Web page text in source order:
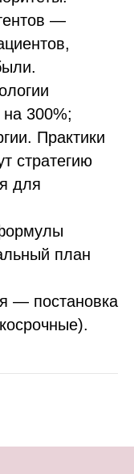
—
300%;
Практики
стратегию
для
план
— постановка